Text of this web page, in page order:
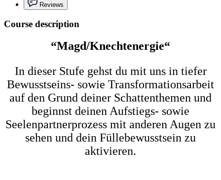
Reviews
Course description
“Magd/Knechtenergie“
In dieser Stufe gehst du mit uns in tiefer
Bewusstseins- sowie Transformationsarbeit
auf den Grund deiner Schattenthemen und
beginnst deinen Aufstiegs- sowie
Seelenpartnerprozess mit anderen Augen zu
sehen und dein Füllebewusstsein zu
aktivieren.